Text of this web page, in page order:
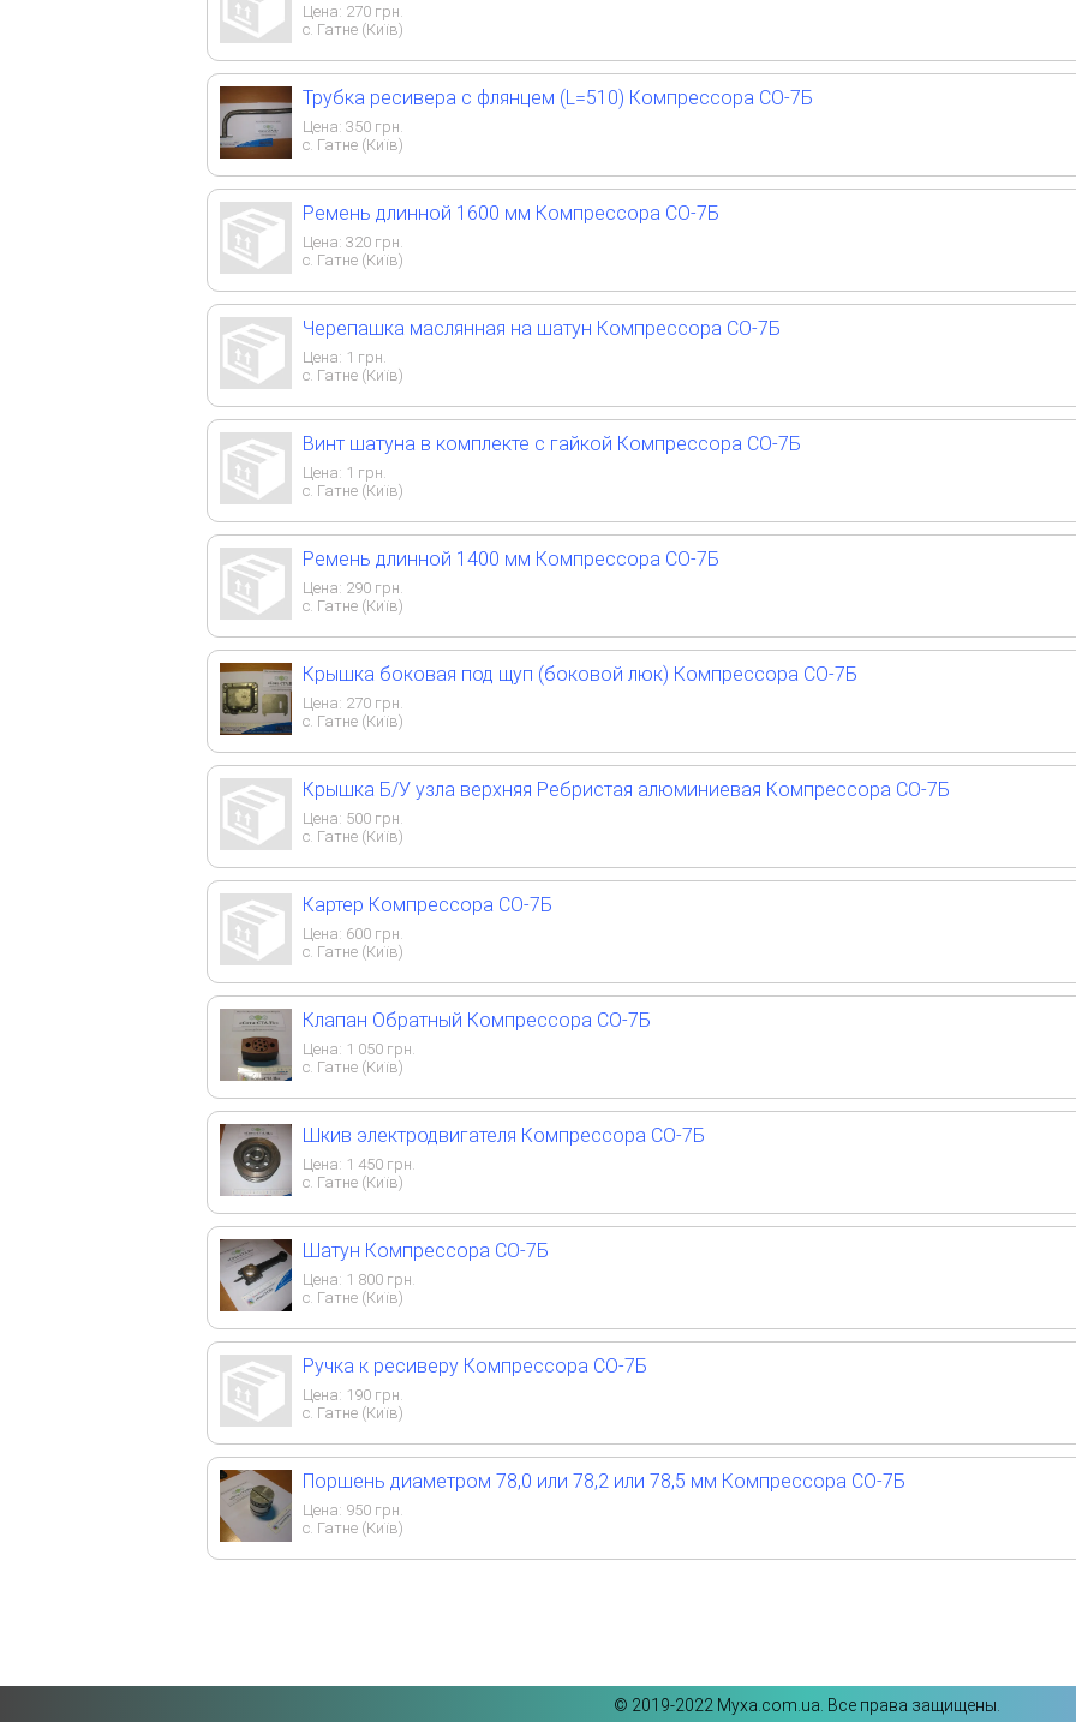
Цена: 270 грн.
с. Гатне (Київ)
Трубка ресивера с флянцем (L=510) Компрессора СО-7Б
Цена: 350 грн.
с. Гатне (Київ)
Ремень длинной 1600 мм Компрессора СО-7Б
Цена: 320 грн.
с. Гатне (Київ)
Черепашка маслянная на шатун Компрессора СО-7Б
Цена: 1 грн.
с. Гатне (Київ)
Винт шатуна в комплекте с гайкой Компрессора СО-7Б
Цена: 1 грн.
с. Гатне (Київ)
Ремень длинной 1400 мм Компрессора СО-7Б
Цена: 290 грн.
с. Гатне (Київ)
Крышка боковая под щуп (боковой люк) Компрессора СО-7Б
Цена: 270 грн.
с. Гатне (Київ)
Крышка Б/У узла верхняя Ребристая алюминиевая Компрессора СО-7Б
Цена: 500 грн.
с. Гатне (Київ)
Картер Компрессора СО-7Б
Цена: 600 грн.
с. Гатне (Київ)
Клапан Обратный Компрессора СО-7Б
Цена: 1 050 грн.
с. Гатне (Київ)
Шкив электродвигателя Компрессора СО-7Б
Цена: 1 450 грн.
с. Гатне (Київ)
Шатун Компрессора СО-7Б
Цена: 1 800 грн.
с. Гатне (Київ)
Ручка к ресиверу Компрессора СО-7Б
Цена: 190 грн.
с. Гатне (Київ)
Поршень диаметром 78,0 или 78,2 или 78,5 мм Компрессора СО-7Б
Цена: 950 грн.
с. Гатне (Київ)
©️ 2019-2022 Myxa.com.ua. Все права защищены.